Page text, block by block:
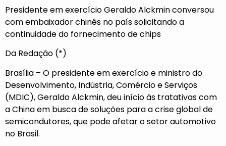
Presidente em exercício Geraldo Alckmin conversou
com embaixador chinês no país solicitando a
continuidade do fornecimento de chips
Da Redação (*)
Brasília – O presidente em exercício e ministro do
Desenvolvimento, Indústria, Comércio e Serviços
(MDIC), Geraldo Alckmin, deu início às tratativas com
a China em busca de soluções para a crise global de
semicondutores, que pode afetar o setor automotivo
no Brasil.